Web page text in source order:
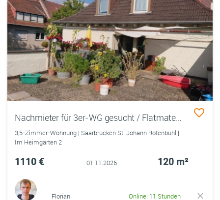
Nachmieter für 3er-WG gesucht / Flatmates wanted - 3-person WG
3,5-Zimmer-Wohnung | Saarbrücken St. Johann Rotenbühl |
Im Heimgarten 2
1110 € 01.11.2026 120 m²
Florian Online: 11 Stunden